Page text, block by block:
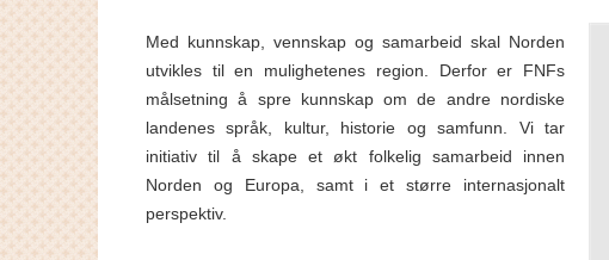
Med kunnskap, vennskap og samarbeid skal Norden
utvikles til en mulighetenes region. Derfor er FNFs
målsetning å spre kunnskap om de andre nordiske
landenes språk, kultur, historie og samfunn. Vi tar
initiativ til å skape et økt folkelig samarbeid innen
Norden og Europa, samt i et større internasjonalt
perspektiv.